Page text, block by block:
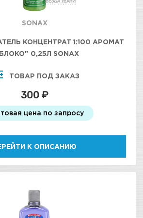
SONAX
КОНЦЕНТРАТ 1:100 АРОМАТ
0,25Л SONAX
ТОВАР ПОД ЗАКАЗ
300 ₽
цена по запросу
К ОПИСАНИЮ